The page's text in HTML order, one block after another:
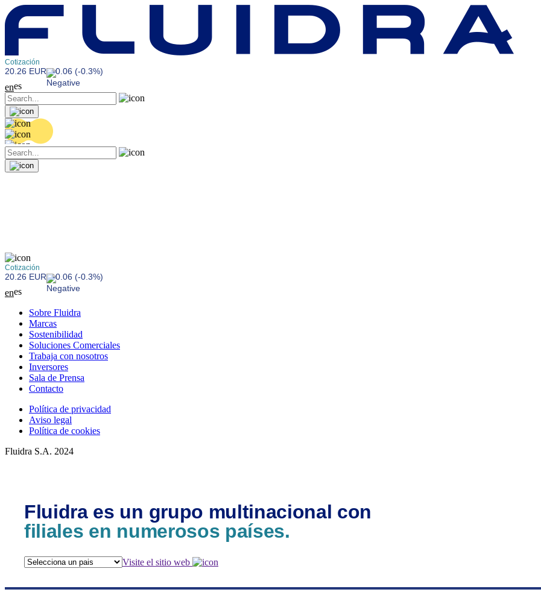
Cotización
20.26 EUR -0.06 (-0.3%)
enes
Cotización
20.26 EUR -0.06 (-0.3%)
enes
Sobre Fluidra
Marcas
Sostenibilidad
Soluciones Comerciales
Trabaja con nosotros
Inversores
Sala de Prensa
Contacto
Política de privacidad
Aviso legal
Política de cookies
Fluidra S.A. 2024
Fluidra es un grupo multinacional con
filiales en numerosos países.
Visite el sitio web